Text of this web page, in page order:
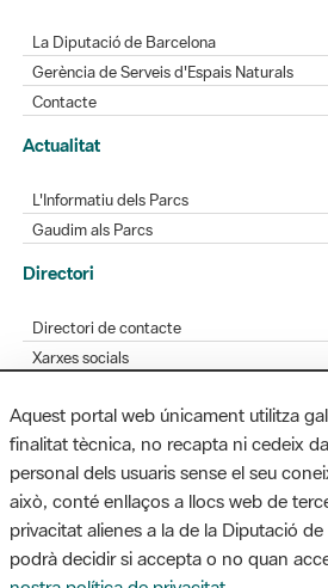
La Diputació de Barcelona
Gerència de Serveis d'Espais Naturals
Contacte
Actualitat
L'Informatiu dels Parcs
Gaudim als Parcs
Directori
Directori de contacte
Xarxes socials
Bústia de suggeriments
Opineu sobre els parcs
MAPA WEB AVÍS LEGAL ACCESSIBILITAT
Aquest portal web únicament utilitza
finalitat tècnica, no recapta ni cedeix
personal dels usuaris sense el seu
això, conté enllaços a llocs web de
privacitat alienes a la de la Diputació
podrà decidir si accepta o no quan